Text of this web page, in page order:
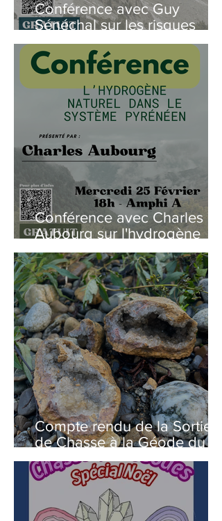
Conférence avec Guy
Sénéchal sur les risques
sismiques dans les Pyrénées
Conférence avec Charles
Aubourg sur l'hydrogène
naturel du système pyrénéen
Compte rendu de la Sortie
de Chasse à la Géode du 11
Décembre